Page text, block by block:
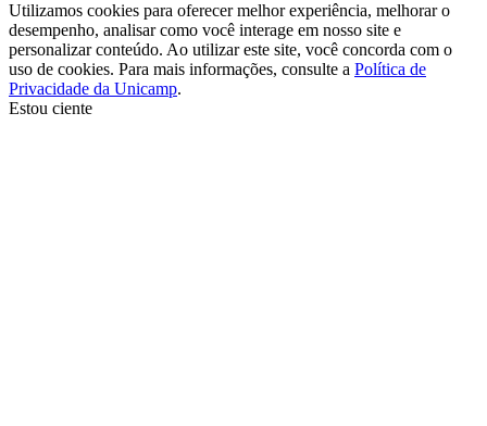
Utilizamos cookies para oferecer melhor experiência, melhorar o
desempenho, analisar como você interage em nosso site e
personalizar conteúdo. Ao utilizar este site, você concorda com o
uso de cookies. Para mais informações, consulte a Política de
Privacidade da Unicamp.
Estou ciente